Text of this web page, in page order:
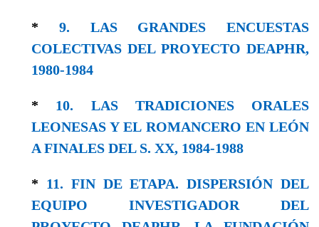
* 9. LAS GRANDES ENCUESTAS
COLECTIVAS DEL PROYECTO DEAPHR,
1980-1984
* 10. LAS TRADICIONES ORALES
LEONESAS Y EL ROMANCERO EN LEÓN
A FINALES DEL S. XX, 1984-1988
* 11. FIN DE ETAPA. DISPERSIÓN DEL
EQUIPO INVESTIGADOR DEL